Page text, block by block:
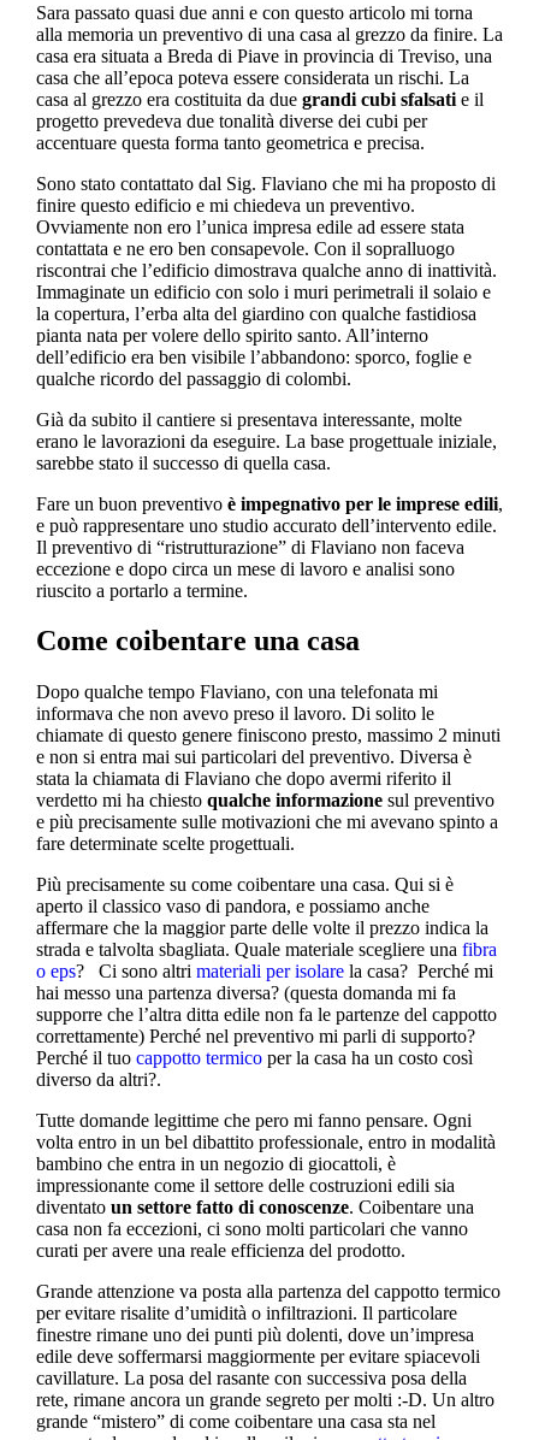
Sara passato quasi due anni e con questo articolo mi torna
alla memoria un preventivo di una casa al grezzo da finire. La
casa era situata a Breda di Piave in provincia di Treviso, una
casa che all’epoca poteva essere considerata un rischi. La
casa al grezzo era costituita da due grandi cubi sfalsati e il
progetto prevedeva due tonalità diverse dei cubi per
accentuare questa forma tanto geometrica e precisa.
Sono stato contattato dal Sig. Flaviano che mi ha proposto di
finire questo edificio e mi chiedeva un preventivo.
Ovviamente non ero l’unica impresa edile ad essere stata
contattata e ne ero ben consapevole. Con il sopralluogo
riscontrai che l’edificio dimostrava qualche anno di inattività.
Immaginate un edificio con solo i muri perimetrali il solaio e
la copertura, l’erba alta del giardino con qualche fastidiosa
pianta nata per volere dello spirito santo. All’interno
dell’edificio era ben visibile l’abbandono: sporco, foglie e
qualche ricordo del passaggio di colombi.
Già da subito il cantiere si presentava interessante, molte
erano le lavorazioni da eseguire. La base progettuale iniziale,
sarebbe stato il successo di quella casa.
Fare un buon preventivo è impegnativo per le imprese edili,
e può rappresentare uno studio accurato dell’intervento edile.
Il preventivo di “ristrutturazione” di Flaviano non faceva
eccezione e dopo circa un mese di lavoro e analisi sono
riuscito a portarlo a termine.
Come coibentare una casa
Dopo qualche tempo Flaviano, con una telefonata mi
informava che non avevo preso il lavoro. Di solito le
chiamate di questo genere finiscono presto, massimo 2 minuti
e non si entra mai sui particolari del preventivo. Diversa è
stata la chiamata di Flaviano che dopo avermi riferito il
verdetto mi ha chiesto qualche informazione sul preventivo
e più precisamente sulle motivazioni che mi avevano spinto a
fare determinate scelte progettuali.
Più precisamente su come coibentare una casa. Qui si è
aperto il classico vaso di pandora, e possiamo anche
affermare che la maggior parte delle volte il prezzo indica la
strada e talvolta sbagliata. Quale materiale scegliere una fibra
o eps? Ci sono altri materiali per isolare la casa? Perché mi
hai messo una partenza diversa? (questa domanda mi fa
supporre che l’altra ditta edile non fa le partenze del cappotto
correttamente) Perché nel preventivo mi parli di supporto?
Perché il tuo cappotto termico per la casa ha un costo così
diverso da altri?.
Tutte domande legittime che pero mi fanno pensare. Ogni
volta entro in un bel dibattito professionale, entro in modalità
bambino che entra in un negozio di giocattoli, è
impressionante come il settore delle costruzioni edili sia
diventato un settore fatto di conoscenze. Coibentare una
casa non fa eccezioni, ci sono molti particolari che vanno
curati per avere una reale efficienza del prodotto.
Grande attenzione va posta alla partenza del cappotto termico
per evitare risalite d’umidità o infiltrazioni. Il particolare
finestre rimane uno dei punti più dolenti, dove un’impresa
edile deve soffermarsi maggiormente per evitare spiacevoli
cavillature. La posa del rasante con successiva posa della
rete, rimane ancora un grande segreto per molti :-D. Un altro
grande “mistero” di come coibentare una casa sta nel